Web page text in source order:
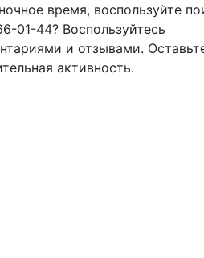
время, воспользуйте
01-44? Воспользуйтесь
и отзывами.
активность.